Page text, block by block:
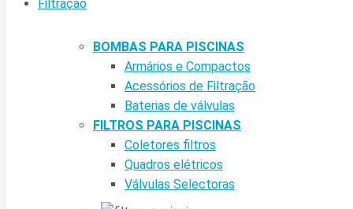
Filtração
BOMBAS PARA PISCINAS
Armários e Compactos
Acessórios de Filtração
Baterias de válvulas
FILTROS PARA PISCINAS
Coletores filtros
Quadros elétricos
Válvulas Selectoras